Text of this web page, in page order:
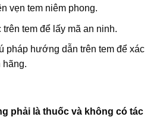
vẹn tem niêm phong.
tem để lấy mã an ninh.
pháp hướng dẫn trên tem để xác
hãng.
phải là thuốc và không có tác